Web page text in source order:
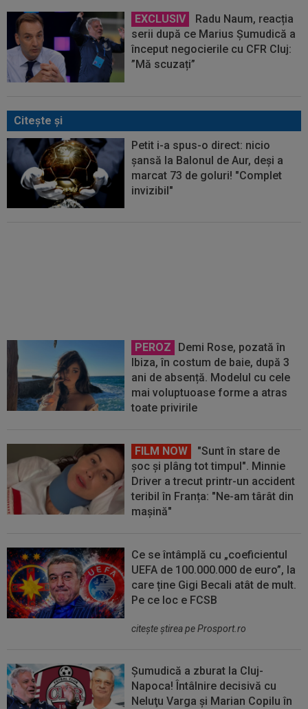
EXCLUSIV
Radu Naum, reacția
serii după ce Marius Șumudică a
început negocierile cu CFR Cluj:
”Mă scuzați”
Citeşte şi
Petit i-a spus-o direct: nicio
șansă la Balonul de Aur, deși a
marcat 73 de goluri! "Complet
invizibil"
PEROZ
Demi Rose, pozată în
Ibiza, în costum de baie, după 3
ani de absență. Modelul cu cele
mai voluptuoase forme a atras
toate privirile
FILM NOW
"Sunt în stare de
șoc și plâng tot timpul". Minnie
Driver a trecut printr-un accident
teribil în Franța: "Ne-am târât din
mașină"
Ce se întâmplă cu „coeficientul
UEFA de 100.000.000 de euro”, la
care ține Gigi Becali atât de mult.
Pe ce loc e FCSB
citeşte ştirea pe Prosport.ro
Șumudică a zburat la Cluj-
Napoca! Întâlnire decisivă cu
Neluţu Varga şi Marian Copilu în